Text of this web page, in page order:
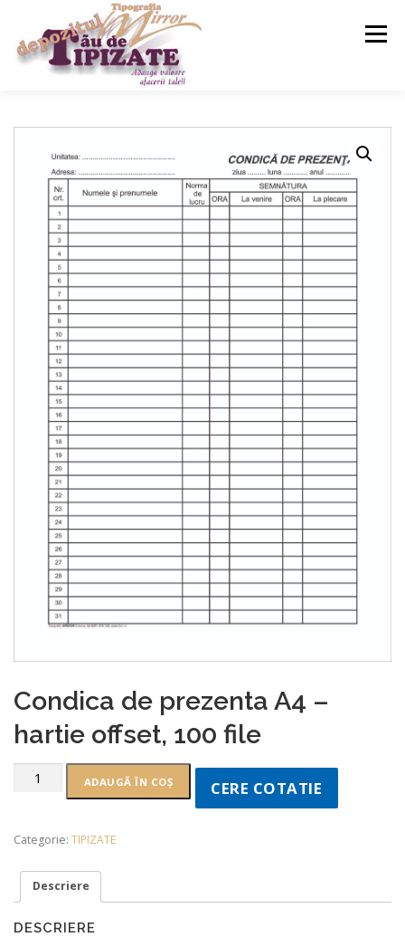
Meniu
ACASA SERVICII MAGAZIN CONTACT
Condica de prezenta A4 –
hartie offset, 100 file
ADAUGĂ ÎN COȘ CERE COTATIE
Categorie: TIPIZATE
Descriere
DESCRIERE